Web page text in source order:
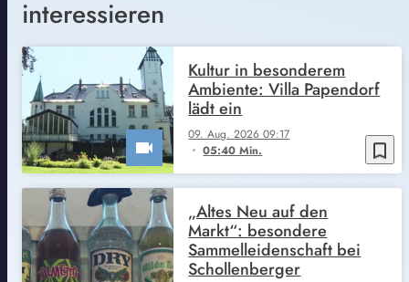
interessieren
bookmark_border
09. Aug. 2026 09:17
05:40 Min.
Kultur in besonderem
Ambiente: Villa Papendorf
lädt ein
„Altes Neu auf den
Markt“: besondere
Sammelleidenschaft bei
Schollenberger